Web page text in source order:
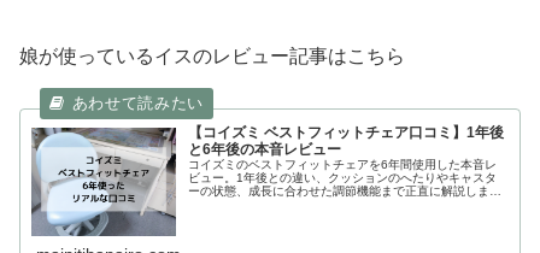
娘が使っているイスのレビュー記事はこちら
【コイズミ ベストフィットチェア口コミ】1年後
と6年後の本音レビュー
コイズミのベストフィットチェアを6年間使用した本音レ
ビュー。1年後との違い、クッションのへたりやキャスタ
ーの状態、成長に合わせた調節機能まで正直に解説しま